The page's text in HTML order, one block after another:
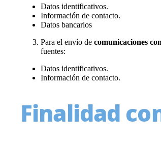
Datos identificativos.
Información de contacto.
Datos bancarios
Para el envío de comunicaciones
fuentes:
Datos identificativos.
Información de contacto.
Finalidad